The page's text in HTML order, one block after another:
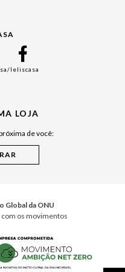
/leliscasa
LOJA
de você:
Global da ONU
os movimentos